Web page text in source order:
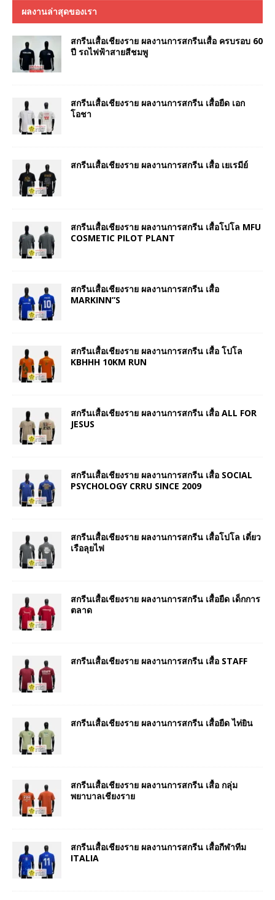
ผลงานล่าสุดของเรา
สกรีนเสื้อเชียงราย ผลงานการสกรีนเสื้อ ครบรอบ 60
ปี รถไฟฟ้าสายสีชมพู
สกรีนเสื้อเชียงราย ผลงานการสกรีน เสื้อยืด เอก
โอชา
สกรีนเสื้อเชียงราย ผลงานการสกรีน เสื้อ เยเรมีย์
สกรีนเสื้อเชียงราย ผลงานการสกรีน เสื้อโปโล MFU
COSMETIC PILOT PLANT
สกรีนเสื้อเชียงราย ผลงานการสกรีน เสื้อ
MARKINN”S
สกรีนเสื้อเชียงราย ผลงานการสกรีน เสื้อ โปโล
KBHHH 10KM RUN
สกรีนเสื้อเชียงราย ผลงานการสกรีน เสื้อ ALL FOR
JESUS
สกรีนเสื้อเชียงราย ผลงานการสกรีน เสื้อ SOCIAL
PSYCHOLOGY CRRU SINCE 2009
สกรีนเสื้อเชียงราย ผลงานการสกรีน เสื้อโปโล เตี๋ยว
เรือลุยไฟ
สกรีนเสื้อเชียงราย ผลงานการสกรีน เสื้อยืด เด็กการ
ตลาด
สกรีนเสื้อเชียงราย ผลงานการสกรีน เสื้อ STAFF
สกรีนเสื้อเชียงราย ผลงานการสกรีน เสื้อยืด ไท่ยิน
สกรีนเสื้อเชียงราย ผลงานการสกรีน เสื้อ กลุ่ม
พยาบาลเชียงราย
สกรีนเสื้อเชียงราย ผลงานการสกรีน เสื้อกีฬาทีม
ITALIA